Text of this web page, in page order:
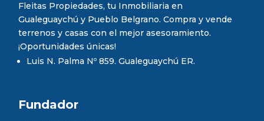
Fleitas Propiedades, tu Inmobiliaria en
Gualeguaychú y Pueblo Belgrano. Compra y vende
terrenos y casas con el mejor asesoramiento.
¡Oportunidades únicas!
Luis N. Palma Nº 859. Gualeguaychú ER.
Fundador